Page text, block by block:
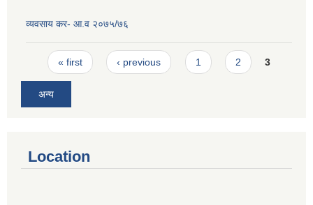
व्यवसाय कर- आ.व २०७५/७६
Pages
« first ‹ previous 1 2 3
अन्य
Location